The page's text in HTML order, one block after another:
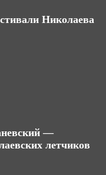
Николаева
—
летчиков